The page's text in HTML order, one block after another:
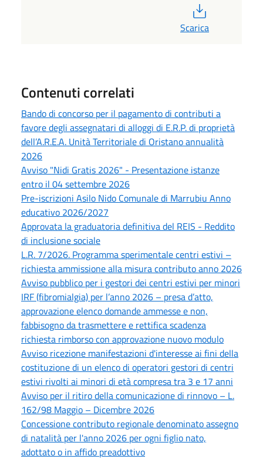
Scarica
Contenuti correlati
Bando di concorso per il pagamento di contributi a
favore degli assegnatari di alloggi di E.R.P. di proprietà
dell’A.R.E.A. Unità Territoriale di Oristano annualità
2026
Avviso "Nidi Gratis 2026" - Presentazione istanze
entro il 04 settembre 2026
Pre-iscrizioni Asilo Nido Comunale di Marrubiu Anno
educativo 2026/2027
Approvata la graduatoria definitiva del REIS - Reddito
di inclusione sociale
L.R. 7/2026. Programma sperimentale centri estivi –
richiesta ammissione alla misura contributo anno 2026
Avviso pubblico per i gestori dei centri estivi per minori
IRF (fibromialgia) per l’anno 2026 – presa d’atto,
approvazione elenco domande ammesse e non,
fabbisogno da trasmettere e rettifica scadenza
richiesta rimborso con approvazione nuovo modulo
Avviso ricezione manifestazioni d'interesse ai fini della
costituzione di un elenco di operatori gestori di centri
estivi rivolti ai minori di età compresa tra 3 e 17 anni
Avviso per il ritiro della comunicazione di rinnovo – L.
162/98 Maggio – Dicembre 2026
Concessione contributo regionale denominato assegno
di natalità per l'anno 2026 per ogni figlio nato,
adottato o in affido preadottivo